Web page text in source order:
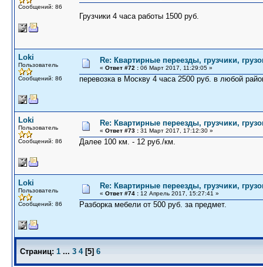
Сообщений: 86
Грузчики 4 часа работы 1500 руб.
Loki
Пользователь
Сообщений: 86
Re: Квартирные переезды, грузчики,
« Ответ #72 : 06 Март 2017, 11:29:05 »
перевозка в Москву 4 часа 2500 руб. в любой
Loki
Пользователь
Сообщений: 86
Re: Квартирные переезды, грузчики,
« Ответ #73 : 31 Март 2017, 17:12:30 »
Далее 100 км. - 12 руб./км.
Loki
Пользователь
Сообщений: 86
Re: Квартирные переезды, грузчики,
« Ответ #74 : 12 Апрель 2017, 15:27:41 »
Разборка мебели от 500 руб. за предмет.
Страниц: 1 ... 3 4[5] 6